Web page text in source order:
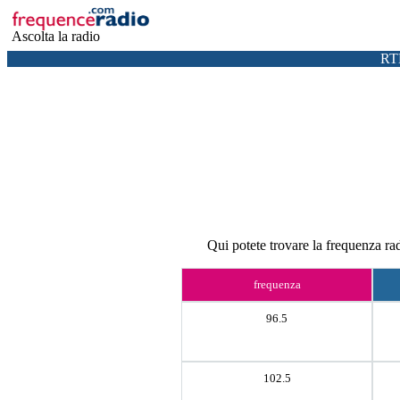
Ascolta la radio
Qui potete trovare la frequenza
frequenza
96.5
102.5